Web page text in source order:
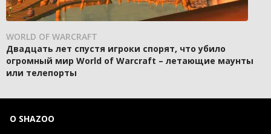
WORLD OF WARCRAFT
Двадцать лет спустя игроки спорят, что убило
огромный мир World of Warcraft – летающие маунты
или телепорты
О SHAZOO